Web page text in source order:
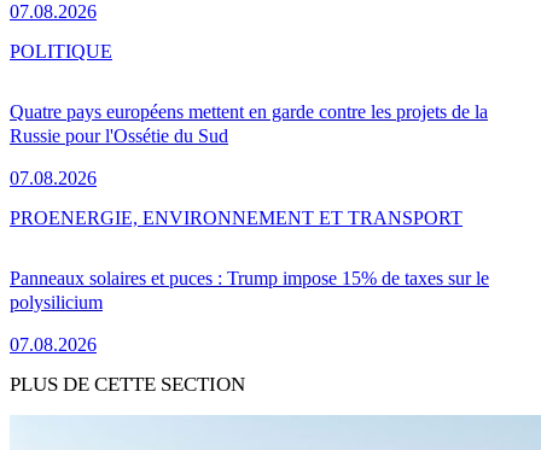
07.08.2026
Quatre pays européens mettent en garde contre les projets de la
Russie pour l'Ossétie du Sud
07.08.2026
POLITIQUE
Panneaux solaires et puces : Trump impose 15% de taxes sur le
polysilicium
07.08.2026
PROENERGIE, ENVIRONNEMENT ET TRANSPORT
PLUS DE CETTE SECTION